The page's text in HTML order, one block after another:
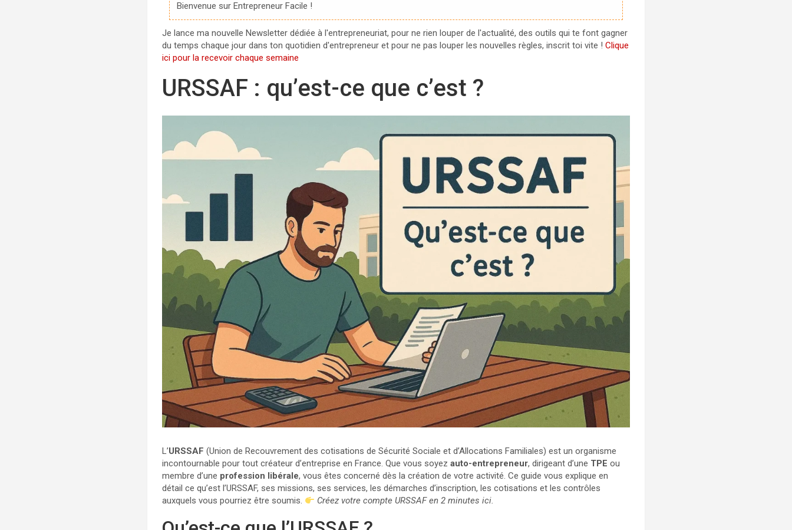
Bienvenue sur Entrepreneur Facile !
Je lance ma nouvelle Newsletter dédiée à l'entrepreneuriat, pour ne rien louper de l'actualité, des outils qui te font gagner
du temps chaque jour dans ton quotidien d'entrepreneur et pour ne pas louper les nouvelles règles, inscrit toi vite !Clique
ici pour la recevoir chaque semaine
URSSAF : qu’est-ce que c’est ?
L’URSSAF (Union de Recouvrement des cotisations de Sécurité Sociale et d’Allocations Familiales) est un organisme
incontournable pour tout créateur d’entreprise en France. Que vous soyezauto-entrepreneur, dirigeant d’une TPE ou
membre d’une profession libérale, vous êtes concerné dès la création de votre activité. Ce guide vous explique en
détail ce qu’est l’URSSAF, ses missions, ses services, les démarches d’inscription, les cotisations et les contrôles
auxquels vous pourriez être soumis.
Créez votre compte URSSAF en 2 minutes ici.